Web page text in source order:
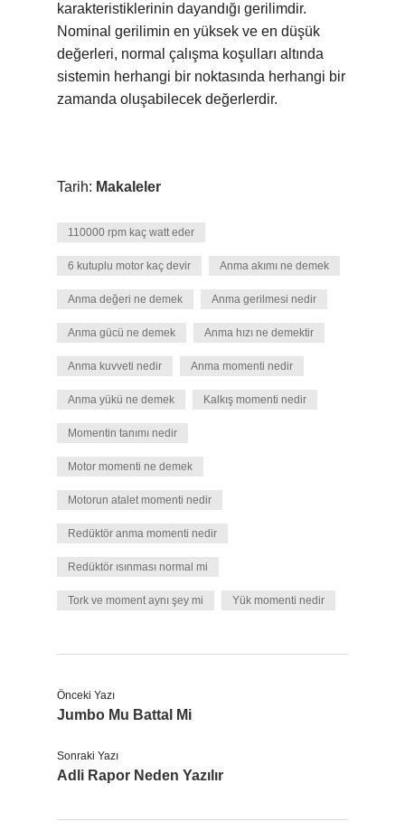
karakteristiklerinin dayandığı gerilimdir.
Nominal gerilimin en yüksek ve en düşük
değerleri, normal çalışma koşulları altında
sistemin herhangi bir noktasında herhangi bir
zamanda oluşabilecek değerlerdir.
Tarih: Makaleler
110000 rpm kaç watt eder
6 kutuplu motor kaç devir Anma akımı ne demek
Anma değeri ne demek Anma gerilmesi nedir
Anma gücü ne demek Anma hızı ne demektir
Anma kuvveti nedir Anma momenti nedir
Anma yükü ne demek Kalkış momenti nedir
Momentin tanımı nedir
Motor momenti ne demek
Motorun atalet momenti nedir
Redüktör anma momenti nedir
Redüktör ısınması normal mi
Tork ve moment aynı şey mi Yük momenti nedir
Önceki Yazı
Jumbo Mu Battal Mi
Sonraki Yazı
Adli Rapor Neden Yazılır